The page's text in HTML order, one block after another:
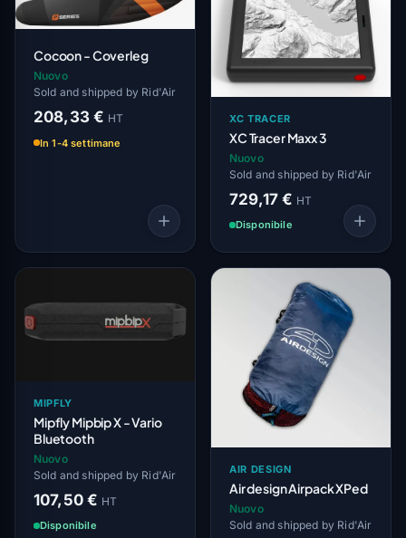
Cocoon - Coverleg
Nuovo
Sold and shipped by Rid'Air
208,33 € HT
In 1-4 settimane
XC TRACER
XC Tracer Maxx 3
Nuovo
Sold and shipped by Rid'Air
729,17 € HT
Disponibile
MIPFLY
Mipfly Mipbip X - Vario
Bluetooth
Nuovo
Sold and shipped by Rid'Air
107,50 € HT
Disponibile
AIR DESIGN
Air design Airpack XPed
Nuovo
Sold and shipped by Rid'Air